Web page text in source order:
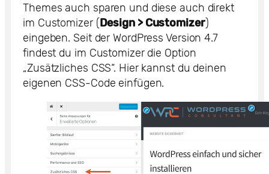
Themes auch sparen und diese auch direkt
im Customizer (Design > Customizer)
eingeben. Seit der WordPress Version 4.7
findest du im Customizer die Option
„Zusätzliches CSS“. Hier kannst du deinen
eigenen CSS-Code einfügen.